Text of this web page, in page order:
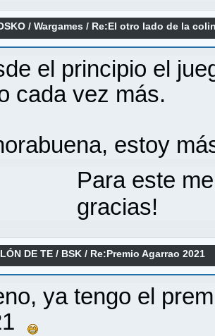
/Wargames / Re:El otro lado de la
el principio el
cada vez más.
estoy
Para este
gracias!
DE TE / BSK / Re:Premio Agarrao 2021
ya tengo el